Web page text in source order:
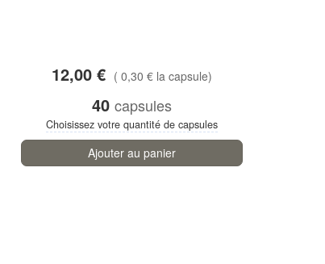
12,00 € ( 0,30 € la capsule)
40 capsules
Choisissez votre quantité de capsules
Ajouter au panier